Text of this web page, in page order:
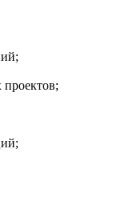
проектов;